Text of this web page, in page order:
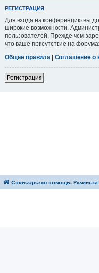
РЕГИСТРАЦИЯ
Для входа на конференцию вы
широкие возможности.
пользователей. Прежде чем
что ваше присутствие на
Общие правила | Соглашение о
Регистрация
Спонсорская помощь.